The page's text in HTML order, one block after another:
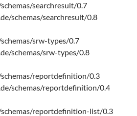
searchresult/0.7
schemas/searchresult/0.8
srw-types/0.7
schemas/srw-types/0.8
reportdefinition/0.3
schemas/reportdefinition/0.4
reportdefinition-list/0.3